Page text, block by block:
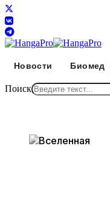
Новости Биомед
Поиск